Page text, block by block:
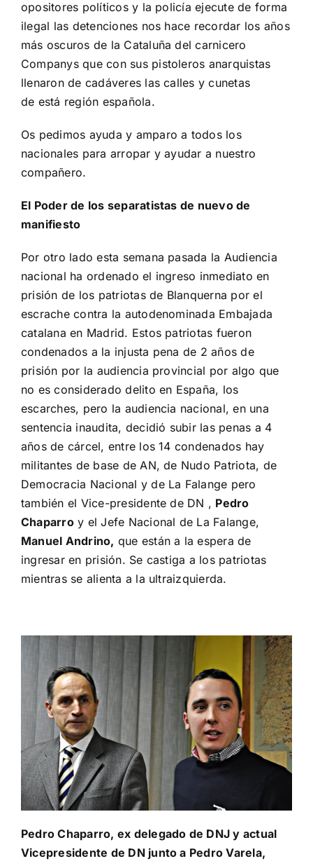
opositores políticos y la policía ejecute de forma
ilegal las detenciones nos hace recordar los años
más oscuros de la Cataluña del carnicero
Companys que con sus pistoleros anarquistas
llenaron de cadáveres las calles y cunetas
de está región española.
Os pedimos ayuda y amparo a todos los
nacionales para arropar y ayudar a nuestro
compañero.
El Poder de los separatistas de nuevo de
manifiesto
Por otro lado esta semana pasada la Audiencia
nacional ha ordenado el ingreso inmediato en
prisión de los patriotas de Blanquerna por el
escrache contra la autodenominada Embajada
catalana en Madrid. Estos patriotas fueron
condenados a la injusta pena de 2 años de
prisión por la audiencia provincial por algo que
no es considerado delito en España, los
escarches, pero la audiencia nacional, en una
sentencia inaudita, decidió subir las penas a 4
años de cárcel, entre los 14 condenados hay
militantes de base de AN, de Nudo Patriota, de
Democracia Nacional y de La Falange pero
también el Vice-presidente de DN , Pedro
Chaparroy el Jefe Nacional de La Falange,
Manuel Andrino, que están a la espera de
ingresar en prisión. Se castiga a los patriotas
mientras se alienta a la ultraizquierda.
Pedro Chaparro, ex delegado de DNJ y actual
Vicepresidente de DN junto a Pedro Varela,